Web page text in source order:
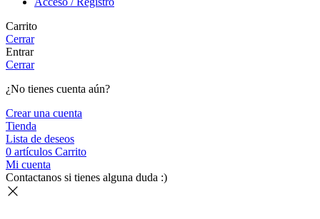
Carrito
Cerrar
Entrar
Cerrar
¿No tienes cuenta aún?
Crear una cuenta
Tienda
Lista de deseos
0 artículos Carrito
Mi cuenta
Contactanos si tienes alguna duda :)